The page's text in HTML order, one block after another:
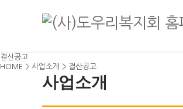
결산공고
HOME > 사업소개 > 결산공고
사업소개